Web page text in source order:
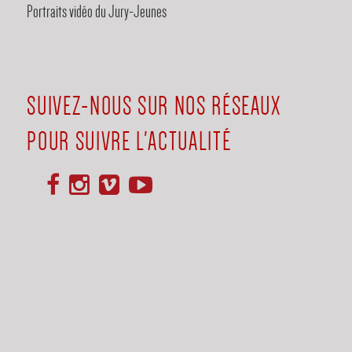
Portraits vidéo du Jury-Jeunes
SUIVEZ-NOUS SUR NOS RÉSEAUX
POUR SUIVRE L'ACTUALITÉ